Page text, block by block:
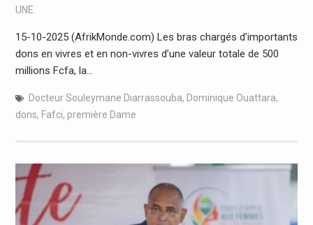
UNE
15-10-2025 (AfrikMonde.com) Les bras chargés d’importants
dons en vivres et en non-vivres d’une valeur totale de 500
millions Fcfa, la…
Docteur Souleymane Diarrassouba, Dominique Ouattara,
dons, Fafci, première Dame